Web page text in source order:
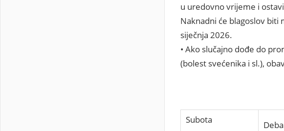
u uredovno vrijeme i
Naknadni će blagoslov biti
siječnja 2026.
• Ako slučajno dođe do
(bolest svećenika i sl.),
Subota